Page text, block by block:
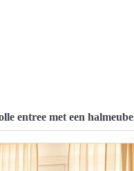
entree met een